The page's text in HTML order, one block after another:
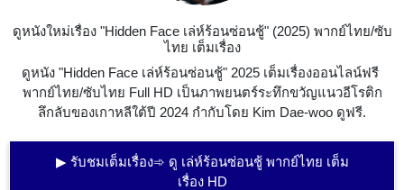
ดูหนังใหม่เรื่อง "Hidden Face เล่ห์ร้อนซ่อนชู้" (2025) พากย์ไทย/ซับ
ไทย เต็มเรื่อง
ดูหนัง "Hidden Face เล่ห์ร้อนซ่อนชู้" 2025 เต็มเรื่องออนไลน์ฟรี
พากย์ไทย/ซับไทย Full HD เป็นภาพยนตร์ระทึกขวัญแนวอีโรติก
ลึกลับของเกาหลีใต้ปี 2024 กำกับโดย Kim Dae-woo ดูฟรี.
▶ รับชมเต็มเรื่อง➾ ดู เล่ห์ร้อนซ่อนชู้ พากย์ไทย เต็ม
เรื่อง HD